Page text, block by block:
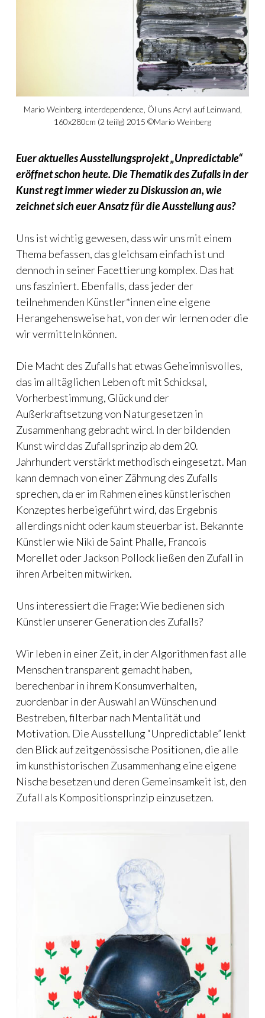
Mario Weinberg, interdependence, Öl uns Acryl auf Leinwand,
160x280cm (2 teiilg) 2015 ©Mario Weinberg
Euer aktuelles Ausstellungsprojekt „Unpredictable“
eröffnet schon heute. Die Thematik des Zufalls in der
Kunst regt immer wieder zu Diskussion an, wie
zeichnet sich euer Ansatz für die Ausstellung aus?
Uns ist wichtig gewesen, dass wir uns mit einem
Thema befassen, das gleichsam einfach ist und
dennoch in seiner Facettierung komplex. Das hat
uns fasziniert. Ebenfalls, dass jeder der
teilnehmenden Künstler*innen eine eigene
Herangehensweise hat, von der wir lernen oder die
wir vermitteln können.
Die Macht des Zufalls hat etwas Geheimnisvolles,
das im alltäglichen Leben oft mit Schicksal,
Vorherbestimmung, Glück und der
Außerkraftsetzung von Naturgesetzen in
Zusammenhang gebracht wird. In der bildenden
Kunst wird das Zufallsprinzip ab dem 20.
Jahrhundert verstärkt methodisch eingesetzt. Man
kann demnach von einer Zähmung des Zufalls
sprechen, da er im Rahmen eines künstlerischen
Konzeptes herbeigeführt wird, das Ergebnis
allerdings nicht oder kaum steuerbar ist. Bekannte
Künstler wie Niki de Saint Phalle, Francois
Morellet oder Jackson Pollock ließen den Zufall in
ihren Arbeiten mitwirken.
Uns interessiert die Frage: Wie bedienen sich
Künstler unserer Generation des Zufalls?
Wir leben in einer Zeit, in der Algorithmen fast alle
Menschen transparent gemacht haben,
berechenbar in ihrem Konsumverhalten,
zuordenbar in der Auswahl an Wünschen und
Bestreben, filterbar nach Mentalität und
Motivation. Die Ausstellung “Unpredictable” lenkt
den Blick auf zeitgenössische Positionen, die alle
im kunsthistorischen Zusammenhang eine eigene
Nische besetzen und deren Gemeinsamkeit ist, den
Zufall als Kompositionsprinzip einzusetzen.